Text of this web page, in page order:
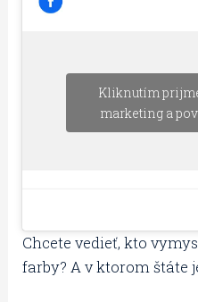
Kliknutím
marketing a
Chcete vedieť, kto
farby? A v ktorom štáte